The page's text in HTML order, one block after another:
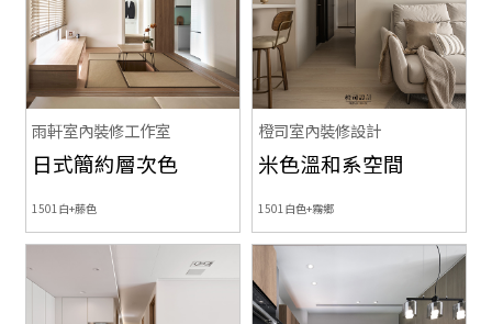
雨軒室內裝修工作室
日式簡約層次色
1501白+藤色
橙司室內裝修設計
米色溫和系空間
1501白色+霧鄉